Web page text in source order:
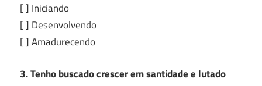
[ ] Iniciando
[ ] Desenvolvendo
[ ] Amadurecendo
3. Tenho buscado crescer em santidade e lutado